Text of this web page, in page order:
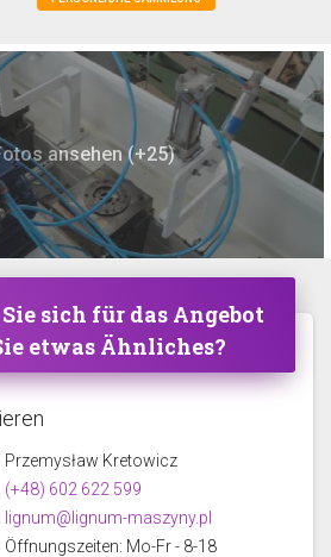
ansehen (+25)
sich für das Angebot
etwas Ähnliches?
Przemysław Kretowicz
(+48) 602 622 599
lignum@lignum-maszyny.pl
Öffnungszeiten: Mo-Fr - 8-18